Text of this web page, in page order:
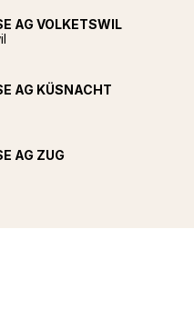
AG VOLKETSWIL
AG KÜSNACHT
AG ZUG